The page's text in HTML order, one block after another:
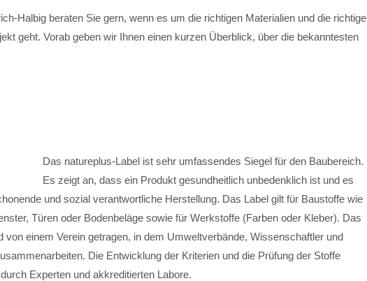
Halbig beraten Sie gern, wenn es um die richtigen Materialien und die richtige
geht. Vorab geben wir Ihnen einen kurzen Überblick, über die bekanntesten
Das natureplus-Label ist sehr umfassendes Siegel für den Baubereich.
Es zeigt an, dass ein Produkt gesundheitlich unbedenklich ist und es
und sozial verantwortliche Herstellung. Das Label gilt für Baustoffe wie
Türen oder Bodenbeläge sowie für Werkstoffe (Farben oder Kleber). Das
von einem Verein getragen, in dem Umweltverbände, Wissenschaftler und
Die Entwicklung der Kriterien und die Prüfung der Stoffe
Experten und akkreditierten Labore.